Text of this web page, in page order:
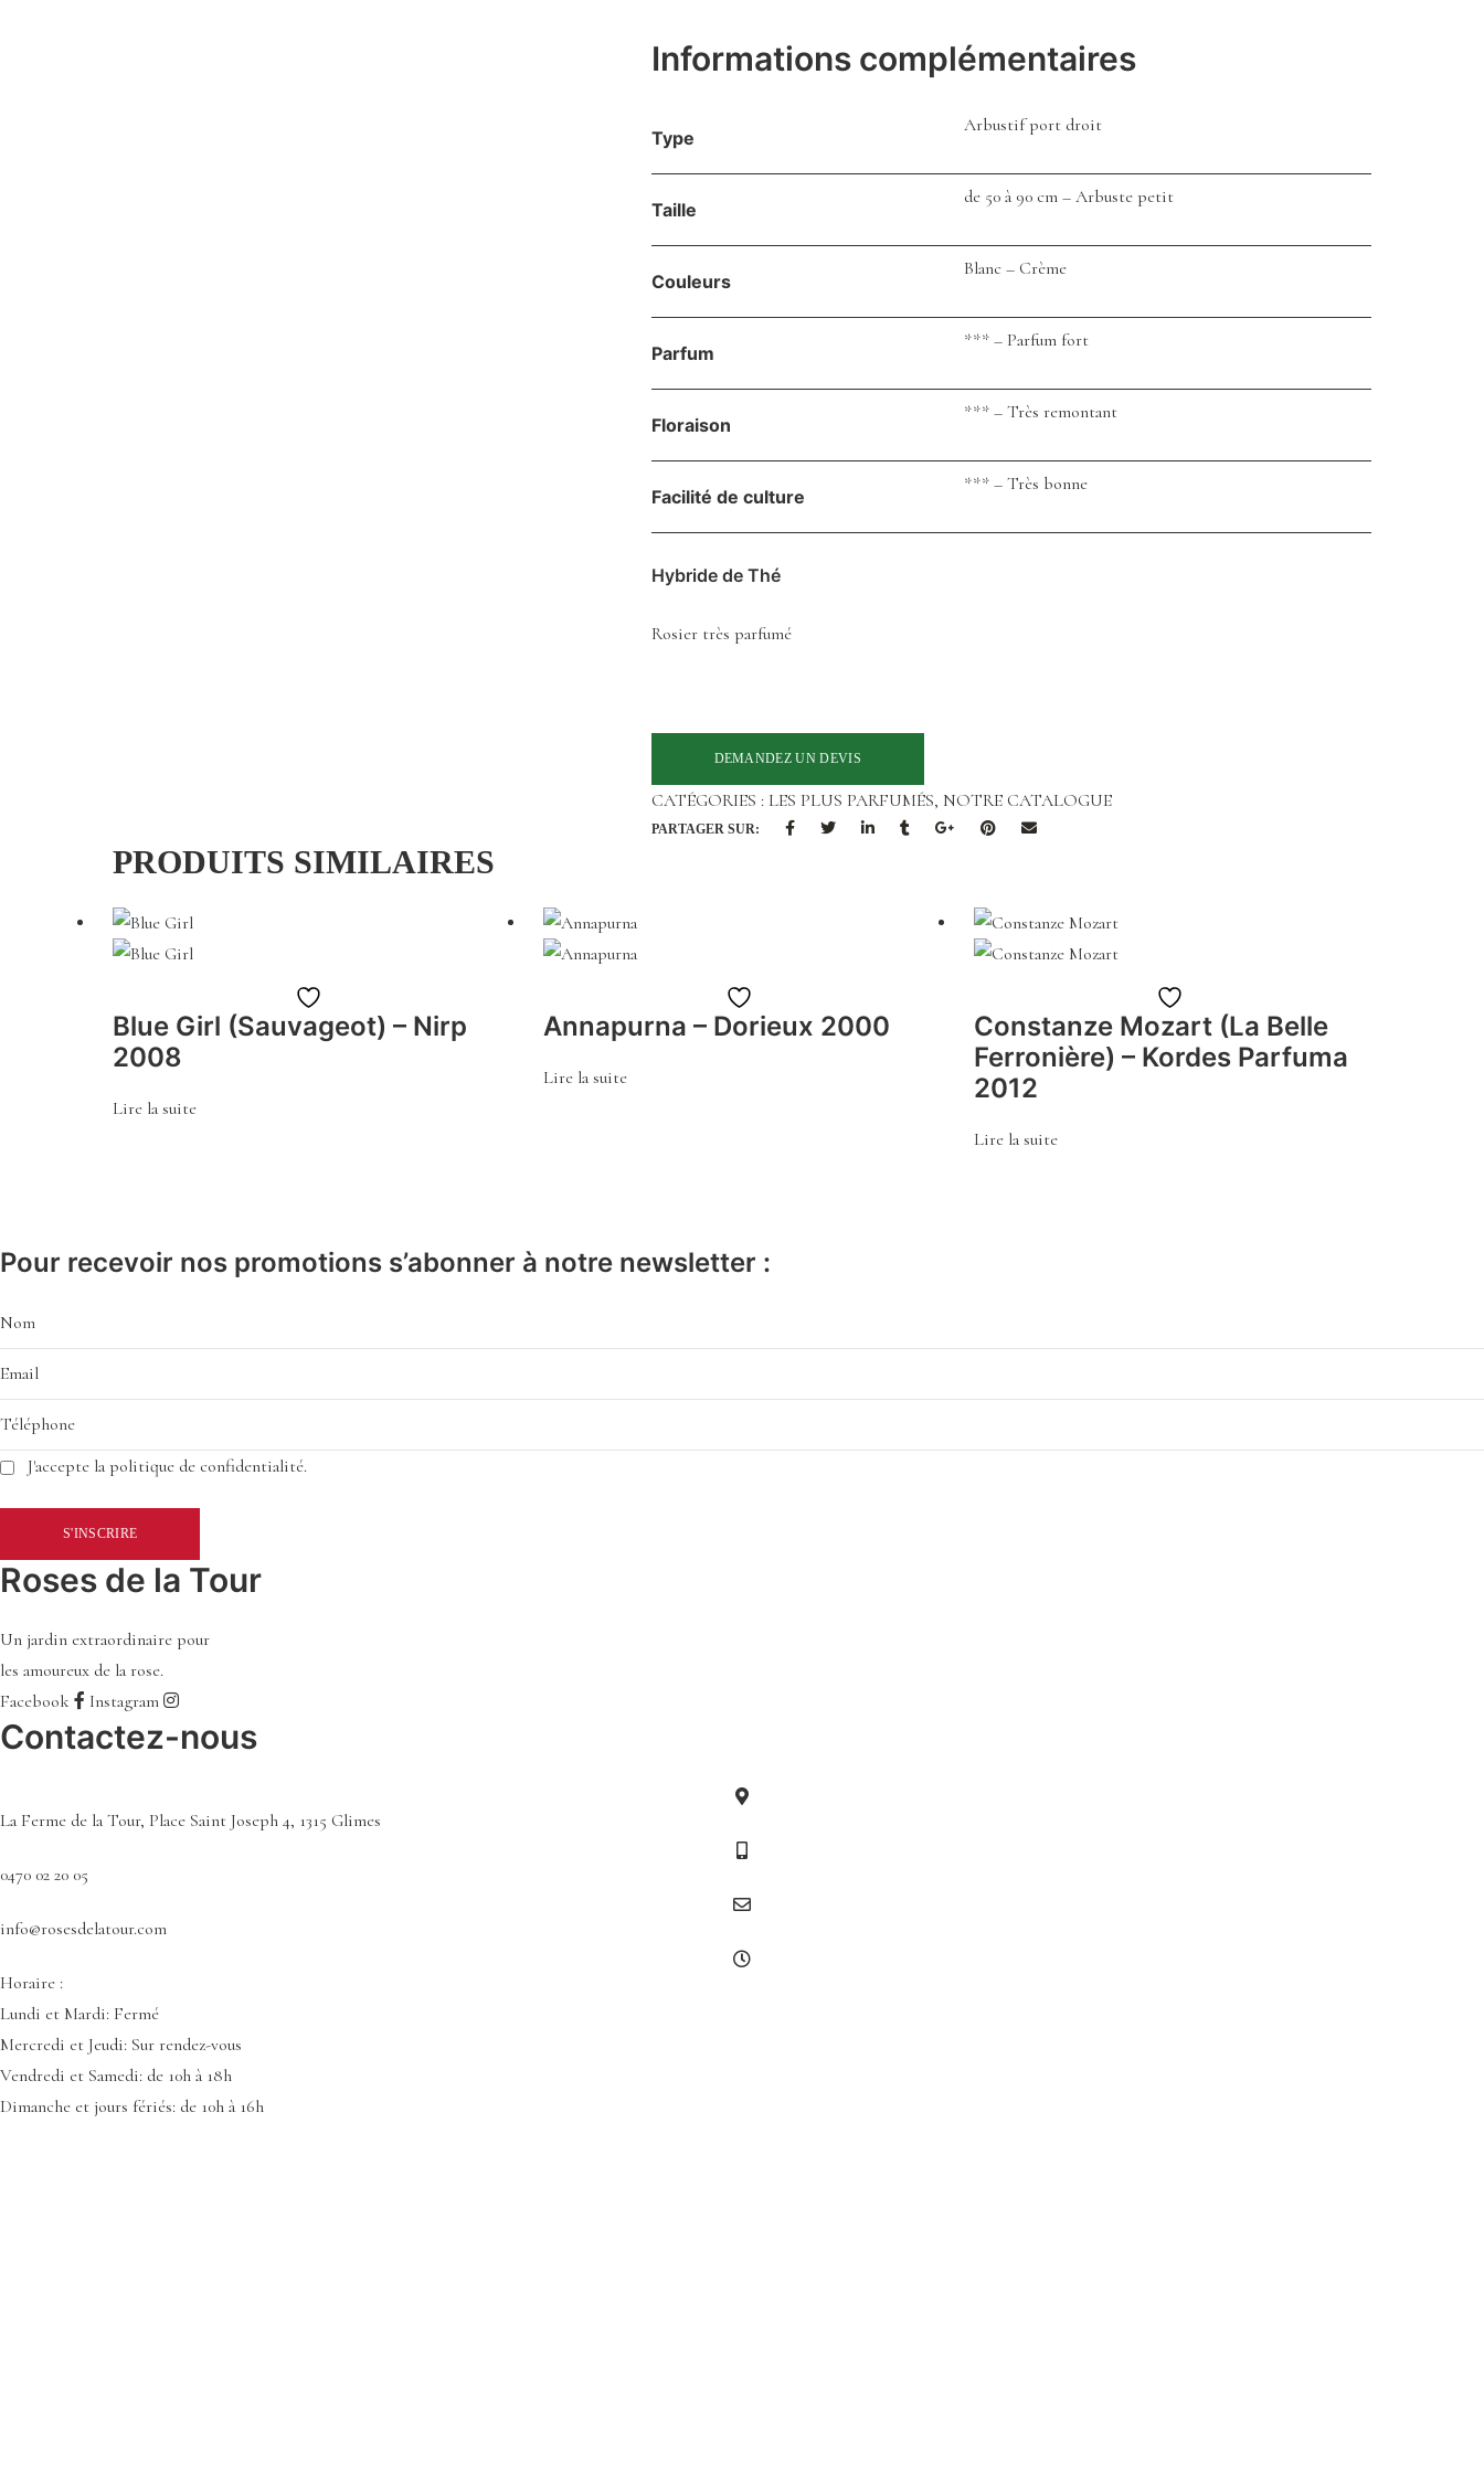
Informations complémentaires
Type
Arbustif port droit
Taille
de 50 à 90 cm – Arbuste petit
Couleurs
Blanc – Crème
Parfum
*** – Parfum fort
Floraison
*** – Très remontant
Facilité de culture
*** – Très bonne
Hybride de Thé
Rosier très parfumé
CATÉGORIES : LES PLUS PARFUMÉS, NOTRE CATALOGUE
PARTAGER SUR:
PRODUITS SIMILAIRES
à
Blue Girl (Sauvageot) – Nirp
2008
Lire la suite
à
Annapurna – Dorieux 2000
Lire la suite
à
la
Constanze Mozart (La Belle
Ferronière) – Kordes Parfuma
2012
Lire la suite
Pour recevoir nos promotions s’abonner à notre newsletter :
J'accepte la politique de confidentialité.
Roses de la Tour
Un jardin extraordinaire pour
les amoureux de la rose.
Facebook
Instagram
Contactez-nous
La Ferme de la Tour, Place Saint Joseph 4, 1315 Glimes
0470 02 20 05
info@rosesdelatour.com
Horaire :
Lundi et Mardi: Fermé
Mercredi et Jeudi: Sur rendez-vous
Vendredi et Samedi: de 10h à 18h
Dimanche et jours fériés: de 10h à 16h